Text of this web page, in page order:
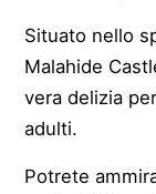
Situato nello
Malahide
vera delizia
adulti.
Potrete